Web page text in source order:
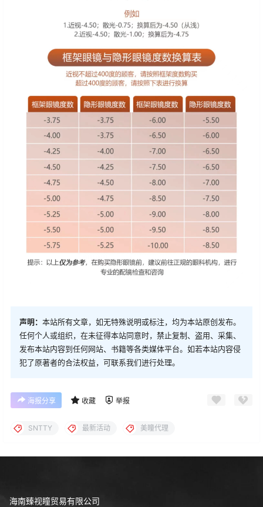
声明： 本站所有文章，如无特殊说明或标注，均为本站原创发布。
任何个人或组织，在未征得本站同意时，禁止复制、盗用、采集、
发布本站内容到任何网站、书籍等各类媒体平台。如若本站内容侵
犯了原著者的合法权益，可联系我们进行处理。
海报分享 收藏 举报
SNTTY 最新活动 美瞳代理
海南臻视瞳贸易有限公司